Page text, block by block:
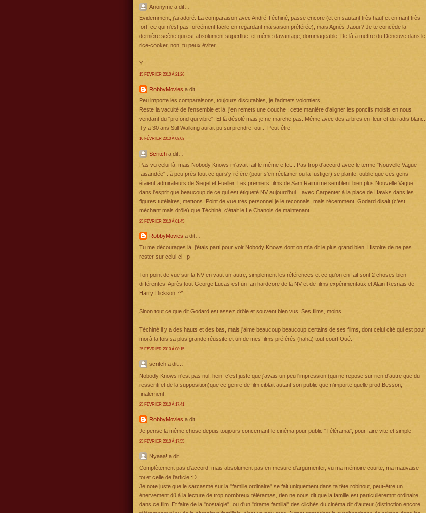
Anonyme a dit…
Evidemment, j'ai adoré. La comparaison avec André Téchiné, passe encore (et en sautant très haut et en riant très
fort, ce qui n'est pas forcément facile en regardant ma saison préférée), mais Agnès Jaoui ? Je te concède la
dernière scène qui est absolument superflue, et même davantage, dommageable. De là à mettre du Deneuve dans le
rice-cooker, non, tu peux éviter...
Y
15 FÉVRIER 2010 À 21:26
RobbyMovies a dit…
Peu importe les comparaisons, toujours discutables, je l'admets volontiers.
Reste la vacuité de l'ensemble et là, j'en remets une couche : cette manière d'aligner les poncifs moisis en nous
vendant du "profond qui vibre". Et là désolé mais je ne marche pas. Même avec des arbres en fleur et du radis blanc.
Il y a 30 ans Still Walking aurait pu surprendre, oui... Peut-être.
16 FÉVRIER 2010 À 08:03
Scritcha dit…
Pas vu celui-là, mais Nobody Knows m'avait fait le même effet... Pas trop d'accord avec le terme "Nouvelle Vague
faisandée" : à peu près tout ce qui s'y réfère (pour s'en réclamer ou la fustiger) se plante, oublie que ces gens
étaient admirateurs de Siegel et Fueller. Les premiers films de Sam Raimi me semblent bien plus Nouvelle Vague
dans l'esprit que beaucoup de ce qui est étiqueté NV aujourd'hui... avec Carpenter à la place de Hawks dans les
figures tutélaires, mettons. Point de vue très personnel je le reconnais, mais récemment, Godard disait (c'est
méchant mais drôle) que Téchiné, c'était le Le Chanois de maintenant...
25 FÉVRIER 2010 À 01:45
RobbyMovies a dit…
Tu me décourages là, j'étais parti pour voir Nobody Knows dont on m'a dit le plus grand bien. Histoire de ne pas
rester sur celui-ci. :p
Ton point de vue sur la NV en vaut un autre, simplement les références et ce qu'on en fait sont 2 choses bien
différentes. Après tout George Lucas est un fan hardcore de la NV et de films expérimentaux et Alain Resnais de
Harry Dickson. ^^
Sinon tout ce que dit Godard est assez drôle et souvent bien vus. Ses films, moins.
Téchiné il y a des hauts et des bas, mais j'aime beaucoup beaucoup certains de ses films, dont celui cité qui est pour
moi à la fois sa plus grande réussite et un de mes films préférés (haha) tout court Oué.
25 FÉVRIER 2010 À 08:15
scritch a dit…
Nobody Knows n'est pas nul, hein, c'est juste que j'avais un peu l'impression (qui ne repose sur rien d'autre que du
ressenti et de la supposition)que ce genre de film ciblait autant son public que n'importe quelle prod Besson,
finalement.
25 FÉVRIER 2010 À 17:41
RobbyMovies a dit…
Je pense la même chose depuis toujours concernant le cinéma pour public "Télérama", pour faire vite et simple.
25 FÉVRIER 2010 À 17:55
Nyaaa! a dit…
Complètement pas d'accord, mais absolument pas en mesure d'argumenter, vu ma mémoire courte, ma mauvaise
foi et celle de l'article :D.
Je note juste que le sarcasme sur la "famille ordinaire" se fait uniquement dans ta tête robinout, peut-être un
énervement dû à la lecture de trop nombreux téléramas, rien ne nous dit que la famille est particulièremnt ordinaire
dans ce film. Et faire de la "nostalgie", ou d'un "drame familial" des clichés du cinéma dit d'auteur (distinction encore